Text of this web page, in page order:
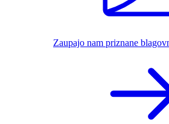
Zaupajo nam priznane